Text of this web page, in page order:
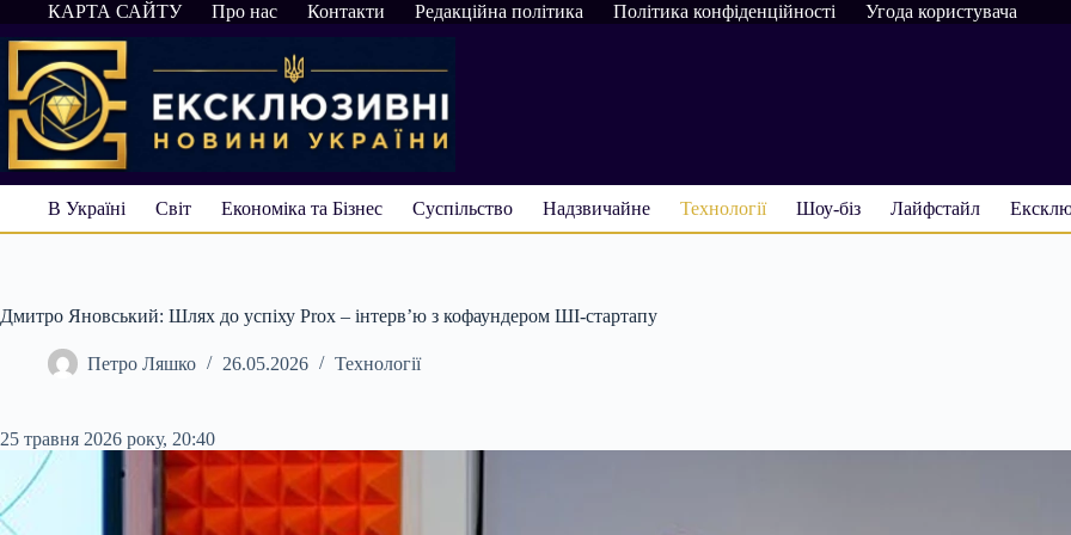
Перейти
до
вмісту
КАРТА САЙТУ Про нас Контакти Редакційна політика Політика конфіденційності Угода користувача
В Україні Світ Економіка та Бізнес Суспільство Надзвичайне Технології Шоу-біз Лайфстайл
Дмитро Яновський: Шлях до успіху Prox – інтерв’ю з кофаундером ШІ-стартапу
Петро Ляшко 26.05.2026 Технології
25 травня 2026 року, 20:40